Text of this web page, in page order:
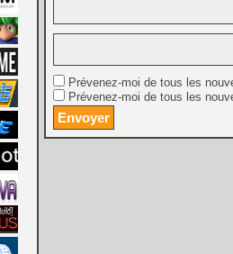
Prévenez-moi de tous les
Prévenez-moi de tous les